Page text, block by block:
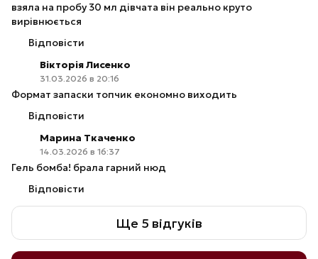
взяла на пробу 30 мл дівчата він реально круто
вирівнюється
Відповісти
Вікторія Лисенко
31.03.2026 в 20:16
Формат запаски топчик економно виходить
Відповісти
Марина Ткаченко
14.03.2026 в 16:37
Гель бомба! брала гарний нюд
Відповісти
Ще 5 відгуків